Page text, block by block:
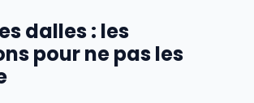
dalles : les
pour ne pas les